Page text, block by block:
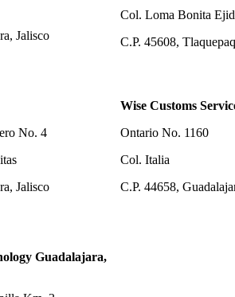
Jalisco
Col. Loma Bonita
C.P. 45608,
No. 4
Jalisco
Wise Customs
Ontario No. 1160
Col. Italia
C.P. 44658,
Guadalajara,